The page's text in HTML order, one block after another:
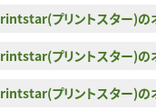
プリントスター)の
プリントスター)の
プリントスター)の